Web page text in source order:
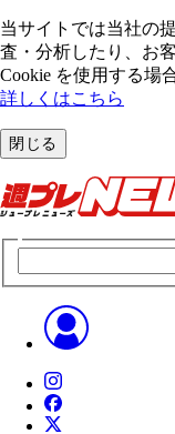
当サイトでは当社の
査・分析したり、お
Cookie を使⽤する場
詳しくはこちら
閉じる